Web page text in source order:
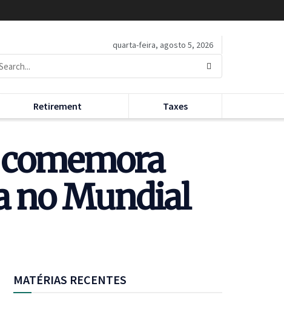
quarta-feira, agosto 5, 2026
Retirement Taxes
no Mundial
MATÉRIAS RECENTES